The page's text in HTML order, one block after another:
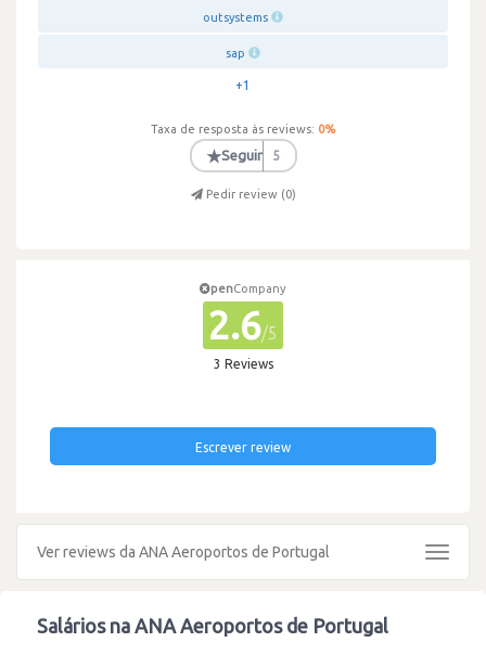
outsystems
sap
+1
Taxa de resposta às reviews: 0%
★Seguir 5
Pedir review (0)
penCompany
2.6/5
3 Reviews
Escrever review
Ver reviews da ANA Aeroportos de Portugal
Toggle
Salários na ANA Aeroportos de Portugal